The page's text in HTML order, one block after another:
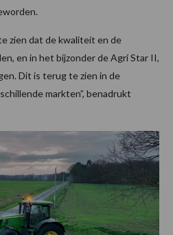
zien dat de kwaliteit en de
en in het bijzonder de Agri Star II,
Dit is terug te zien in de
markten”, benadrukt